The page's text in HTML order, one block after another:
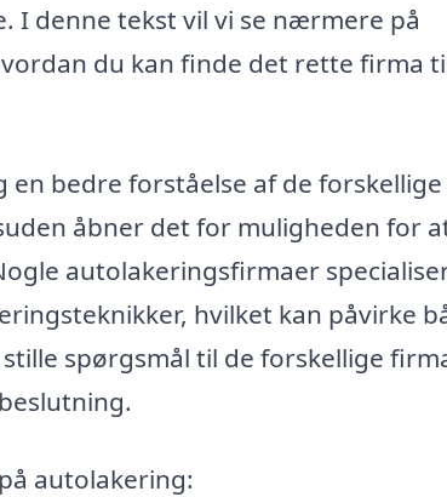
I denne tekst vil vi se nærmere på
du kan finde det rette firma
bedre forståelse af de forskellige
åbner det for muligheden for
autolakeringsfirmaer
hvilket kan påvirke
spørgsmål til de forskellige
autolakering: